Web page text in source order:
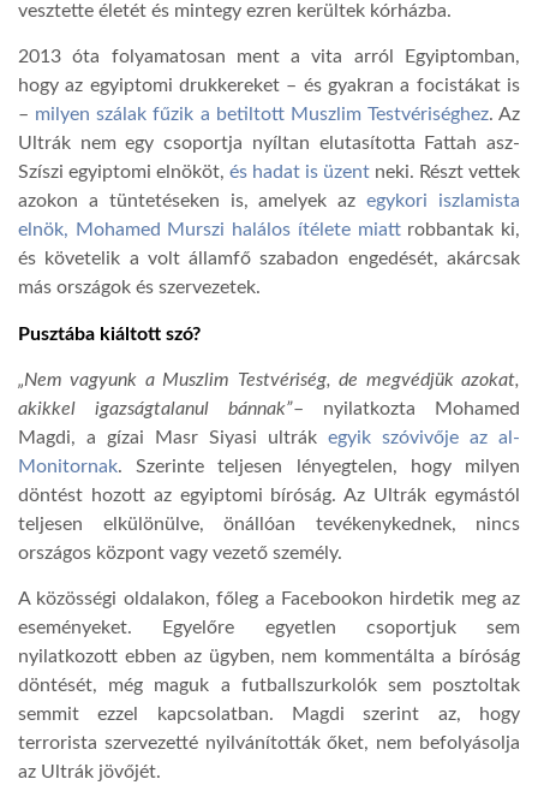
vesztette életét és mintegy ezren kerültek kórházba.
2013 óta folyamatosan ment a vita arról Egyiptomban,
hogy az egyiptomi drukkereket – és gyakran a focistákat is
– milyen szálak fűzik a betiltott Muszlim Testvériséghez. Az
Ultrák nem egy csoportja nyíltan elutasította Fattah asz-
Szíszi egyiptomi elnököt, és hadat is üzent neki. Részt vettek
azokon a tüntetéseken is, amelyek azegykori iszlamista
elnök, Mohamed Murszi halálos ítélete miatt robbantak ki,
és követelik a volt államfő szabadon engedését, akárcsak
más országok és szervezetek.
Pusztába kiáltott szó?
„Nem vagyunk a Muszlim Testvériség, de megvédjük azokat,
akikkel igazságtalanul bánnak”– nyilatkozta Mohamed
Magdi, a gízai Masr Siyasi ultrák egyik szóvivője az al-
Monitornak. Szerinte teljesen lényegtelen, hogy milyen
döntést hozott az egyiptomi bíróság. Az Ultrák egymástól
teljesen elkülönülve, önállóan tevékenykednek, nincs
országos központ vagy vezető személy.
A közösségi oldalakon, főleg a Facebookon hirdetik meg az
eseményeket. Egyelőre egyetlen csoportjuk sem
nyilatkozott ebben az ügyben, nem kommentálta a bíróság
döntését, még maguk a futballszurkolók sem posztoltak
semmit ezzel kapcsolatban. Magdi szerint az, hogy
terrorista szervezetté nyilvánították őket, nem befolyásolja
az Ultrák jövőjét.